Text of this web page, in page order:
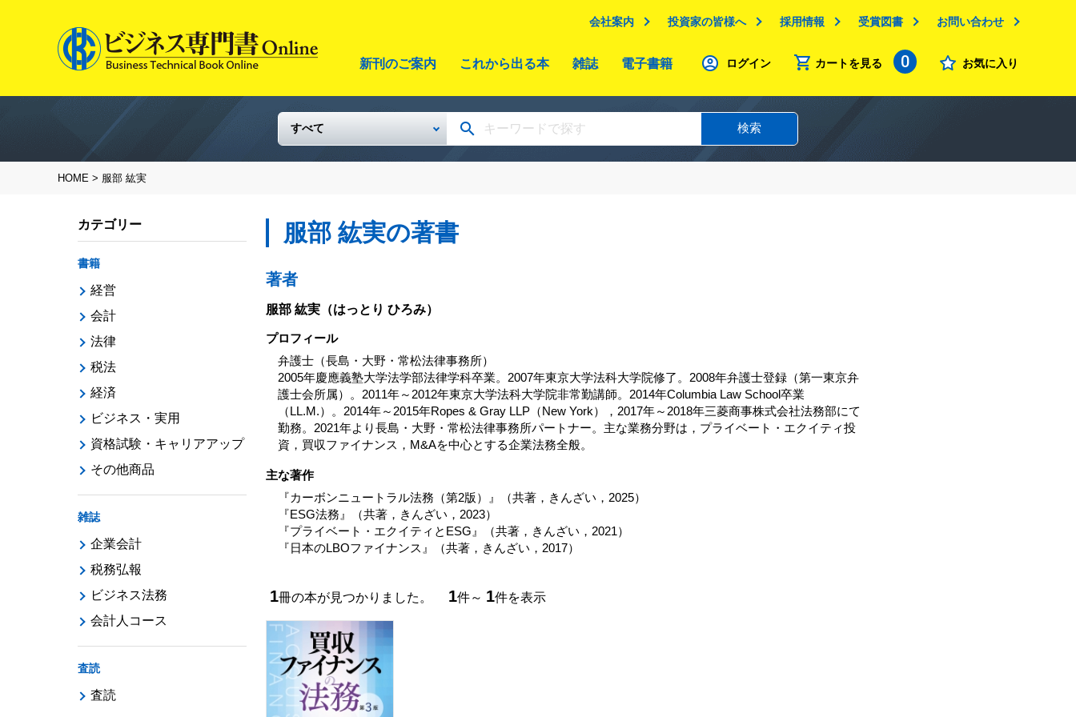
会社案内 投資家の皆様へ 採用情報 受賞図書 お問い合わせ
新刊のご案内 これから出る本 雑誌 電子書籍 ログイン カートを見る 0 お気に入り
検索
HOME > 服部 紘実
服部 紘実の著書
著者
服部 紘実 （はっとり ひろみ）
プロフィール
弁護士（長島・大野・常松法律事務所）
2005年慶應義塾大学法学部法律学科卒業。2007年東京大学法科大学院修了。2008年弁護士登録（第一東京弁
護士会所属）。2011年～2012年東京大学法科大学院非常勤講師。2014年Columbia Law School卒業
（LL.M.）。2014年～2015年Ropes & Gray LLP（New York），2017年～2018年三菱商事株式会社法務部にて
勤務。2021年より長島・大野・常松法律事務所パートナー。主な業務分野は，プライベート・エクイティ投
資，買収ファイナンス，M&Aを中心とする企業法務全般。
主な著作
『カーボンニュートラル法務（第2版）』（共著，きんざい，2025）
『ESG法務』（共著，きんざい，2023）
『プライベート・エクイティとESG』（共著，きんざい，2021）
『日本のLBOファイナンス』（共著，きんざい，2017）
1冊の本が見つかりました。 1件～ 1件を表示
カテゴリー
書籍
経営
会計
法律
税法
経済
ビジネス・実用
資格試験・キャリアアップ
その他商品
雑誌
企業会計
税務弘報
ビジネス法務
会計人コース
査読
査読